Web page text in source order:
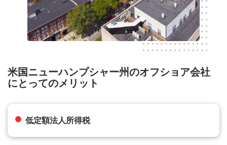
米国ニューハンプシャー州のオフショア会社
にとってのメリット
低定額法人所得税